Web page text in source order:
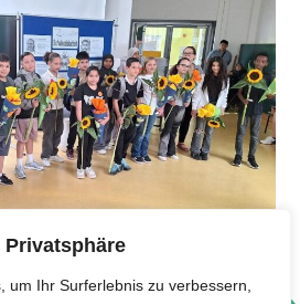
Privatsphäre
um Ihr Surferlebnis zu verbessern,